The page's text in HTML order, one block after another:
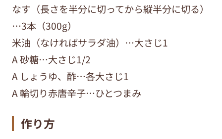
なす（長さを半分に切ってから縦半分に切る）
…3本（300g）
米油（なければサラダ油）…大さじ1
A 砂糖…大さじ1/2
A しょうゆ、酢…各大さじ1
A 輪切り赤唐辛子…ひとつまみ
作り方